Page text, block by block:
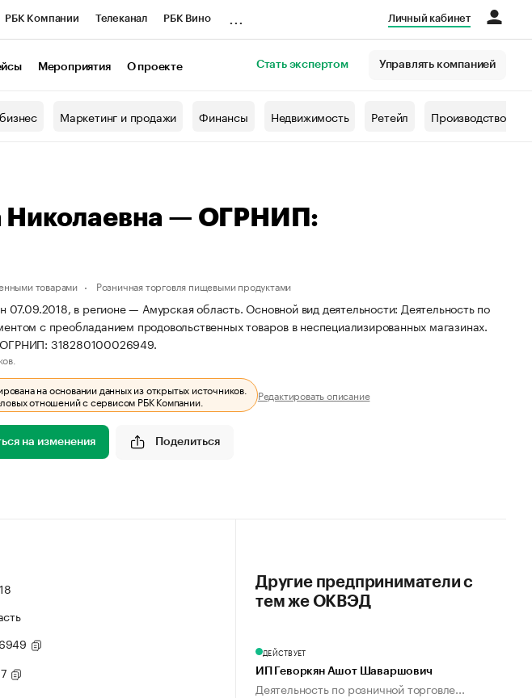
РБК Компании Телеканал РБК Вино Личный кабинет
Мероприятия О проекте Стать экспертом Управлять компанией
Маркетинг и продажи Финансы Недвижимость Ретейл Производство
Николаевна — ОГРНИП:
товарами Розничная торговля пищевыми продуктами
в регионе — Амурская область. Основной вид деятельности: Деятельность по
с преобладанием продовольственных товаров в неспециализированных магазинах.
318280100026949.
на основании данных из открытых источников.
отношений с сервисом РБК Компании. Редактировать описание
на изменения Поделиться
Другие предприниматели с
тем же ОКВЭД
ДЕЙСТВУЕТ
ИП Геворкян Ашот Шаваршович
Деятельность по розничной торговле...